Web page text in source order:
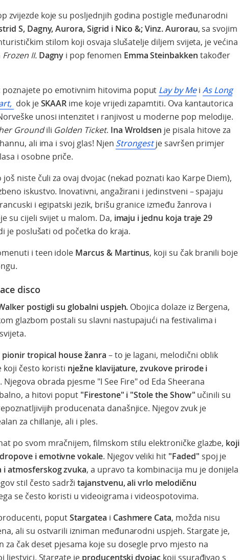
zvijezde koje su posljednjih godina postigle međunarodni
S, Dagny, Aurora, Sigrid i Nico &; Vinz.Aurorau, sa svojim
stilom koji osvaja slušatelje diljem svijeta, je većina
Frozen II. Dagny i pop fenomen Emma Steinbakken također
poznajete po emotivnim hitovima poput Lay by Mei As Long
dok jeSKAAR ime koje vrijedi zapamtiti. Ova kantautorica
unosi intenzitet i ranjivost u moderne pop melodije.
Groundili Golden Ticket. Ina Wroldsen je pisala hitove za
ali ima i svoj glas! Njen Strongest je savršen primjer
i osobne priče.
još niste čuli za ovaj dvojac (nekad poznati kao Karpe Diem),
iskustvo. Inovativni, angažirani i jedinstveni – spajaju
i egipatski jezik, brišu granice između žanrova i
su cijeli svijet u malom. Da, imaju i jednu koja traje 29
je poslušati od početka do kraja.
i teen idole Marcus & Martinus, koji su čak branili boje
disco
postigli su globalni uspjeh. Obojica dolaze iz Bergena,
glazbom postali su slavni nastupajući na festivalima i
pionir tropical house žanra – to je lagani, melodični oblik
koji često koristi nježne klavijature, zvukove prirode i
. Njegova obrada pjesme "I See Fire" od Eda Sheerana
a hitovi poput "Firestone" i "Stole the Show" učinili su
producenata današnjice. Njegov zvuk je
za chillanje, ali i ples.
po svom mračnijem, filmskom stilu elektroničke glazbe, koji
i emotivne vokale. Njegov veliki hit "Faded" spoj je
i atmosferskog zvuka, a upravo ta kombinacija mu je donijela
stil često sadržitajanstvenu, ali vrlo melodičnu
se često koristi u videoigrama i videospotovima.
poputStargatea i Cashmere Cata, možda nisu
ali su ostvarili izniman međunarodni uspjeh. Stargate je,
za čak deset pjesama koje su dosegle prvo mjesto na
ljestvici. Stargate je producentski dvojac koji ssurađivao s